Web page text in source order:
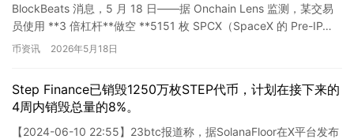
BlockBeats 消息，5 月 18 日——据 Onchain Lens 监测，某交易
员使用 **3 倍杠杆**做空 **5151 枚 SPCX（SpaceX 的 Pre-IP…
币资讯 2026年5月18日
Step Finance已销毁1250万枚STEP代币，计划在接下来的
4周内销毁总量的8%。
【2024-06-10 22:55】23btc报道称，据SolanaFloor在X平台发布